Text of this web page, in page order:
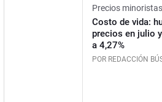
Precios minoristas
Costo de vida:
precios en julio
a 4,27%
POR REDACCIÓN